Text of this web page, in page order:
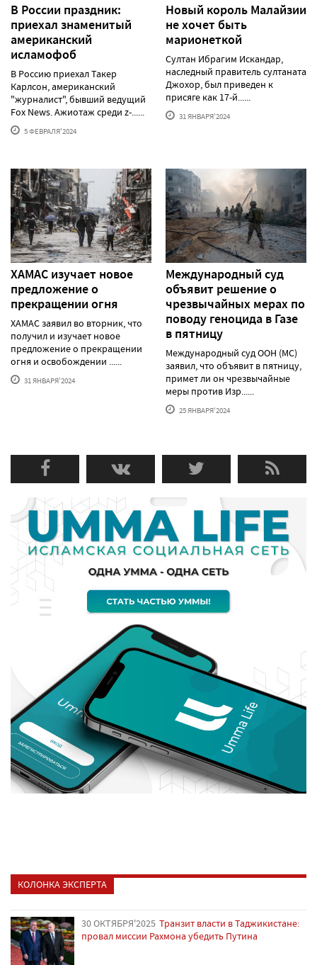
В России праздник:
приехал знаменитый
американский
исламофоб
В Россию приехал Такер
Карлсон, американский
"журналист", бывший ведущий
Fox News. Ажиотаж среди z-......
5 ФЕВРАЛЯ'2024
Новый король Малайзии
не хочет быть
марионеткой
Султан Ибрагим Искандар,
наследный правитель султаната
Джохор, был приведен к
присяге как 17-й......
31 ЯНВАРЯ'2024
ХАМАС изучает новое
предложение о
прекращении огня
ХАМАС заявил во вторник, что
получил и изучает новое
предложение о прекращении
огня и освобождении ......
31 ЯНВАРЯ'2024
Международный суд
объявит решение о
чрезвычайных мерах по
поводу геноцида в Газе
в пятницу
Международный суд ООН (МС)
заявил, что объявит в пятницу,
примет ли он чрезвычайные
меры против Изр......
25 ЯНВАРЯ'2024
КОЛОНКА ЭКСПЕРТА
30 ОКТЯБРЯ'2025 Транзит власти в Таджикистане:
провал миссии Рахмона убедить Путина